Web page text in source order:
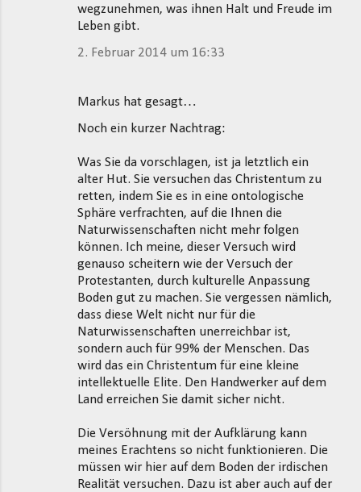
wegzunehmen, was ihnen Halt und Freude im
Leben gibt.
2. Februar 2014 um 16:33
Markus hat gesagt…
Noch ein kurzer Nachtrag:
Was Sie da vorschlagen, ist ja letztlich ein
alter Hut. Sie versuchen das Christentum zu
retten, indem Sie es in eine ontologische
Sphäre verfrachten, auf die Ihnen die
Naturwissenschaften nicht mehr folgen
können. Ich meine, dieser Versuch wird
genauso scheitern wie der Versuch der
Protestanten, durch kulturelle Anpassung
Boden gut zu machen. Sie vergessen nämlich,
dass diese Welt nicht nur für die
Naturwissenschaften unerreichbar ist,
sondern auch für 99% der Menschen. Das
wird das ein Christentum für eine kleine
intellektuelle Elite. Den Handwerker auf dem
Land erreichen Sie damit sicher nicht.
Die Versöhnung mit der Aufklärung kann
meines Erachtens so nicht funktionieren. Die
müssen wir hier auf dem Boden der irdischen
Realität versuchen. Dazu ist aber auch auf der